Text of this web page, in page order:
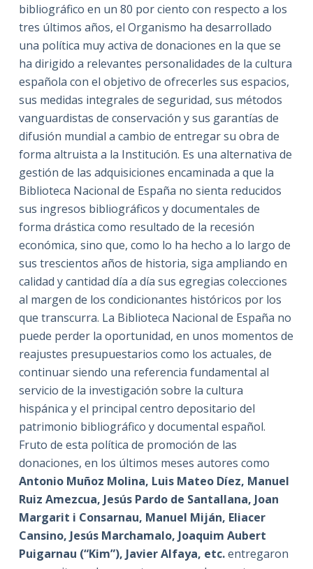
bibliográfico en un 80 por ciento con respecto a los
tres últimos años, el Organismo ha desarrollado
una política muy activa de donaciones en la que se
ha dirigido a relevantes personalidades de la cultura
española con el objetivo de ofrecerles sus espacios,
sus medidas integrales de seguridad, sus métodos
vanguardistas de conservación y sus garantías de
difusión mundial a cambio de entregar su obra de
forma altruista a la Institución. Es una alternativa de
gestión de las adquisiciones encaminada a que la
Biblioteca Nacional de España no sienta reducidos
sus ingresos bibliográficos y documentales de
forma drástica como resultado de la recesión
económica, sino que, como lo ha hecho a lo largo de
sus trescientos años de historia, siga ampliando en
calidad y cantidad día a día sus egregias colecciones
al margen de los condicionantes históricos por los
que transcurra. La Biblioteca Nacional de España no
puede perder la oportunidad, en unos momentos de
reajustes presupuestarios como los actuales, de
continuar siendo una referencia fundamental al
servicio de la investigación sobre la cultura
hispánica y el principal centro depositario del
patrimonio bibliográfico y documental español.
Fruto de esta política de promoción de las
donaciones, en los últimos meses autores como
Antonio Muñoz Molina, Luis Mateo Díez, Manuel
Ruiz Amezcua, Jesús Pardo de Santallana, Joan
Margarit i Consarnau, Manuel Miján, Eliacer
Cansino, Jesús Marchamalo, Joaquim Aubert
Puigarnau (“Kim”), Javier Alfaya, etc.entregaron